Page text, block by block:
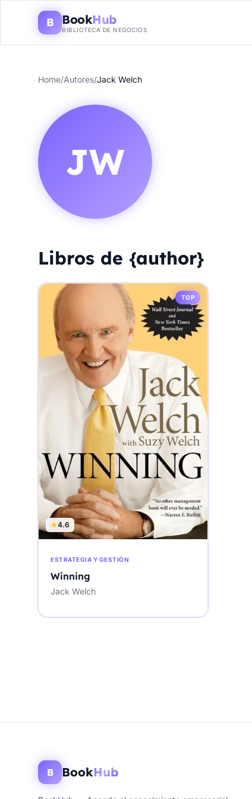
B BookHub
BIBLIOTECA DE NEGOCIOS
Home/Autores/Jack Welch
JW
Libros de {author}
TOP
4.6
ESTRATEGIA Y GESTIÓN
Winning
Jack Welch
B BookHub